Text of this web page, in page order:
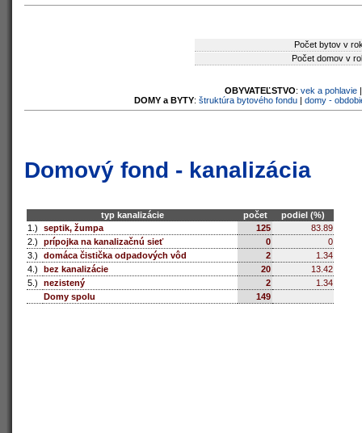
Počet bytov v
Počet domov v
OBYVATEĽSTVO: vek a pohlavie
DOMY a BYTY: štruktúra bytového fondu| domy -
Domový fond - kanalizácia
typ kanalizácie počet
podiel (%)
1.)
septik, žumpa 125
83.89
2.)
prípojka na kanalizačnú sieť 0
0
3.)
domáca čistička odpadových vôd 2
1.34
4.)
bez kanalizácie 20
13.42
5.)
nezistený 2
1.34
Domy spolu
149